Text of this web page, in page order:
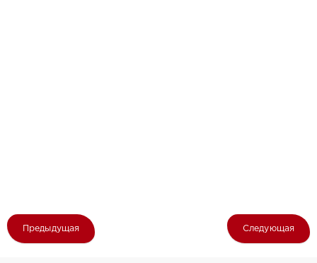
Предыдущая Следующая